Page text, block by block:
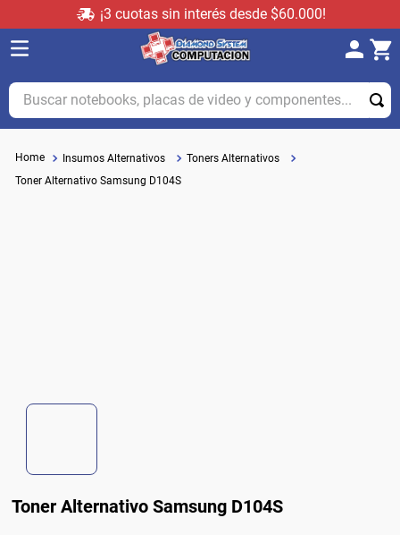
¡3 cuotas sin interés desde $60.000!
Buscar notebooks, placas de video y componentes...
Insumos Alternativos
Toners Alternativos
Toner Alternativo Samsung D104S
Toner Alternativo Samsung D104S